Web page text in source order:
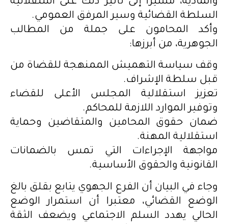
السلطة القضائية وسير المرفق العمومي.
وأكد المحامون على جملة من المطالب
الجوهرية، من أبرزها:
وقف سياسة التهميش الممنهجة للقضاة من
قبل سلطة الإشراف.
تعزيز استقلالية المجلس الأعلى للقضاء
وتوفير الموارد اللازمة للمحاكم.
ضمان حقوق المحامين والمتقاضين وحماية
استقلالية المهنة.
مواجهة الإجراءات التي تمس بالضمانات
القانونية والحقوق الأساسية.
وجاء في البيان أن الفرع الجهوي يتابع بقلق بالغ
الوضع القضائي، معتبرا أن استمرار الوضع
الحالي يهدد السلم الاجتماعي ويضعف الثقة